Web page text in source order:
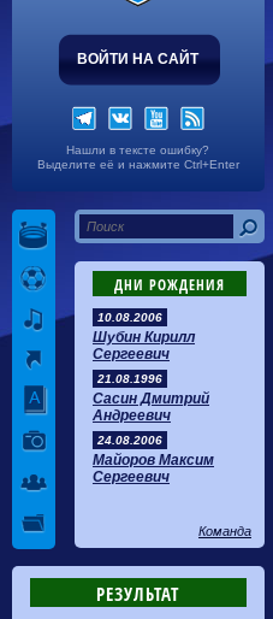
ВОЙТИ НА САЙТ
Нашли в тексте ошибку?
Выделите её и нажмите Ctrl+Enter
ДНИ РОЖДЕНИЯ
10.08.2006
Шубин Кирилл
Сергеевич
21.08.1996
Сасин Дмитрий
Андреевич
24.08.2006
Майоров Максим
Сергеевич
Команда
РЕЗУЛЬТАТ